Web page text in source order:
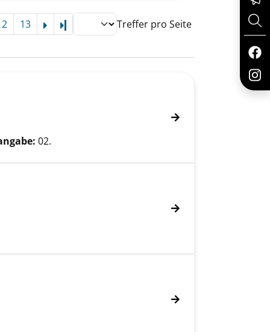
13 Letzte SeiteTreffer pro Seite
02.